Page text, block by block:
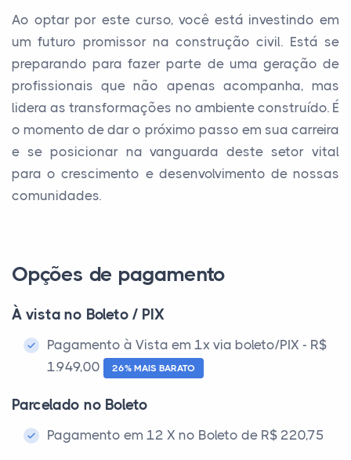
Ao optar por este curso, você está investindo em
um futuro promissor na construção civil. Está se
preparando para fazer parte de uma geração de
profissionais que não apenas acompanha, mas
lidera as transformações no ambiente construído. É
o momento de dar o próximo passo em sua carreira
e se posicionar na vanguarda deste setor vital
para o crescimento e desenvolvimento de nossas
comunidades.
Opções de pagamento
À vista no Boleto / PIX
Pagamento à Vista em 1x via boleto/PIX - R$
1.949,00
26% MAIS BARATO
Parcelado no Boleto
Pagamento em 12 X no Boleto de R$ 220,75